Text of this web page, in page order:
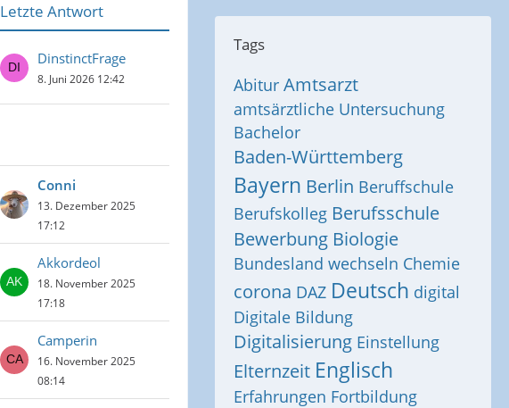
Letzte Antwort
DinstinctFrage
8. Juni 2026 12:42
Conni
13. Dezember 2025
17:12
Akkordeol
18. November 2025
17:18
Camperin
16. November 2025
08:14
Tags
Abitur Amtsarzt
amtsärztliche Untersuchung
Bachelor
Baden-Württemberg
Bayern Berlin Beruffschule
Berufskolleg Berufsschule
Bewerbung Biologie
Bundesland wechseln Chemie
corona DAZ Deutsch digital
Digitale Bildung
Digitalisierung Einstellung
Elternzeit Englisch
Erfahrungen Fortbildung